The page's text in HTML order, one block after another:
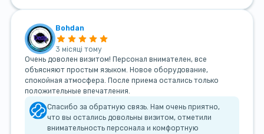
Bohdan
3 місяці тому
Очень доволен визитом! Персонал внимателен, все
объясняют простым языком. Новое оборудование,
спокойная атмосфера. После приема остались только
положительные впечатления.
Спасибо за обратную связь. Нам очень приятно,
что вы остались довольны визитом, отметили
внимательность персонала и комфортную